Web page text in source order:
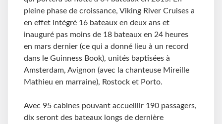
pleine phase de croissance, Viking River Cruises a
en effet intégré 16 bateaux en deux ans et
inauguré pas moins de 18 bateaux en 24 heures
en mars dernier (ce qui a donné lieu à un record
dans le Guinness Book), unités baptisées à
Amsterdam, Avignon (avec la chanteuse Mireille
Mathieu en marraine), Rostock et Porto.
Avec 95 cabines pouvant accueillir 190 passagers,
dix seront des bateaux longs de dernière